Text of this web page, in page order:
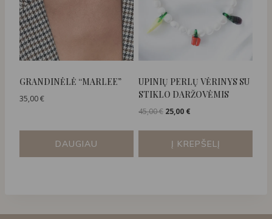
GRANDINĖLĖ “MARLEE”
35,00€
DAUGIAU
UPINIŲ PERLŲ VĖRINYS SU
STIKLO DARŽOVĖMIS
45,00€ Original
45,00 €.
25,00 €
25,00 €.
Į KREPŠELĮ